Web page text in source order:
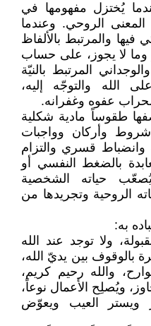
يُختزل مفهومها في
الروحي. وعندما
فيها والمرتبط بالألفاظ
وما لا يجوز، على حساب
المرتبط بالنيّة
الله والتوجّه إليه،
عفوه وغفرانه.
طقوساً مادية شكلية
شروط وأركان وواجبات
وانضباط قسري والتزام
بالضغط النفسي أو
حياته الشخصية
الروحية وتجريدها من
به:
ولا توجد عند الله
بالوقوف بين يديّ الله،
والله رحيم كريم،
ويُصلِح الأعمال نوعاً،
ويستر العيب ويعوّض